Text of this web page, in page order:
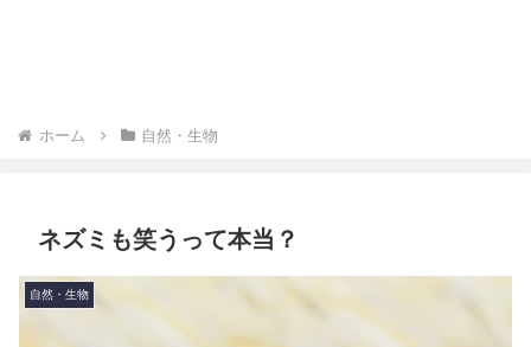
ホーム 自然・生物
ネズミも笑うって本当？
自然・生物